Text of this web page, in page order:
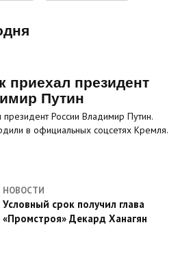
приехал президент
Путин
России Владимир Путин.
в официальных соцсетях Кремля.
НОВОСТИ
Условный срок получил глава
«Промстроя» Декард Ханагян